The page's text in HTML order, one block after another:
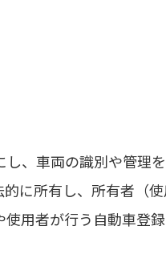
、車両の識別や管理
に所有し、所有者（
用者が行う自動車登